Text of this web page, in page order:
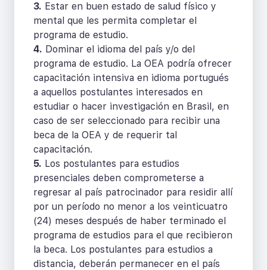
3. Estar en buen estado de salud físico y
mental que les permita completar el
programa de estudio.
4. Dominar el idioma del país y/o del
programa de estudio. La OEA podría ofrecer
capacitación intensiva en idioma portugués
a aquellos postulantes interesados en
estudiar o hacer investigación en Brasil, en
caso de ser seleccionado para recibir una
beca de la OEA y de requerir tal
capacitación.
5. Los postulantes para estudios
presenciales deben comprometerse a
regresar al país patrocinador para residir allí
por un período no menor a los veinticuatro
(24) meses después de haber terminado el
programa de estudios para el que recibieron
la beca. Los postulantes para estudios a
distancia, deberán permanecer en el país